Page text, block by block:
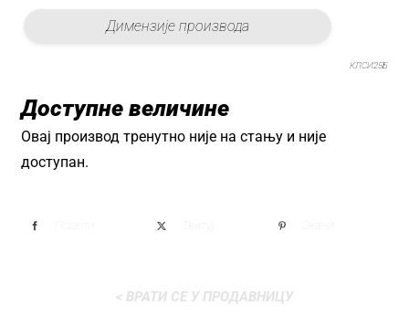
Димензије производа
КЛСИ25Б
Доступне величине
Овај производ тренутно није на стању и није
доступан.
< ВРАТИ СЕ У ПРОДАВНИЦУ